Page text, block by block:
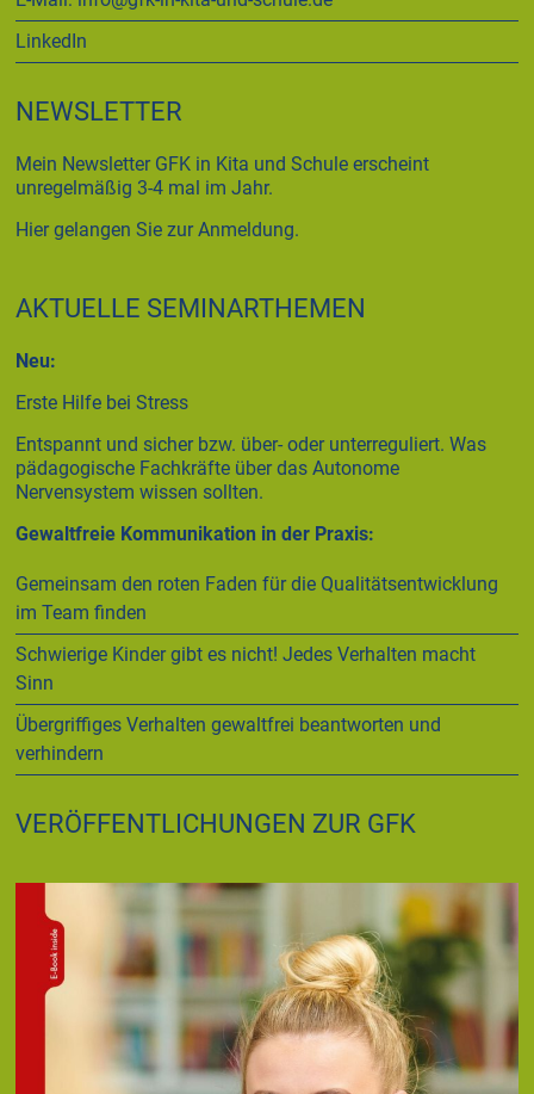
LinkedIn
NEWSLETTER
Mein Newsletter GFK in Kita und Schule erscheint
unregelmäßig 3-4 mal im Jahr.
Hier gelangen Sie zur Anmeldung.
AKTUELLE SEMINARTHEMEN
Neu:
Erste Hilfe bei Stress
Entspannt und sicher bzw. über- oder unterreguliert. Was
pädagogische Fachkräfte über das Autonome
Nervensystem wissen sollten.
Gewaltfreie Kommunikation in der Praxis:
Gemeinsam den roten Faden für die Qualitätsentwicklung
im Team finden
Schwierige Kinder gibt es nicht! Jedes Verhalten macht
Sinn
Übergriffiges Verhalten gewaltfrei beantworten und
verhindern
VERÖFFENTLICHUNGEN ZUR GFK